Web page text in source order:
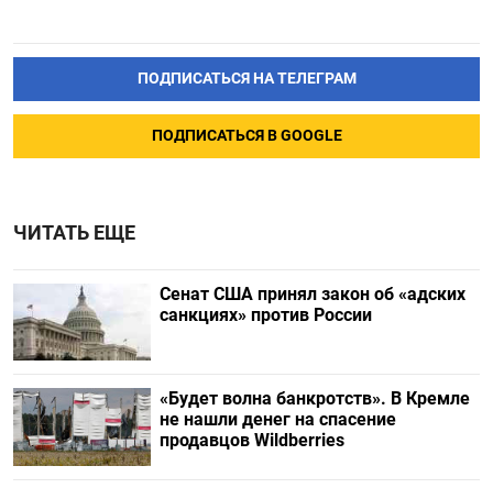
ПОДПИСАТЬСЯ НА ТЕЛЕГРАМ
ПОДПИСАТЬСЯ В GOOGLE
ЧИТАТЬ ЕЩЕ
Сенат США принял закон об «адских
санкциях» против России
«Будет волна банкротств». В Кремле
не нашли денег на спасение
продавцов Wildberries